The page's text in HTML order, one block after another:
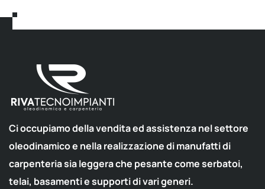
Ci occupiamo della vendita ed assistenza nel settore
oleodinamico e nella realizzazione di manufatti di
carpenteria sia leggera che pesante come serbatoi,
telai, basamenti e supporti di vari generi.